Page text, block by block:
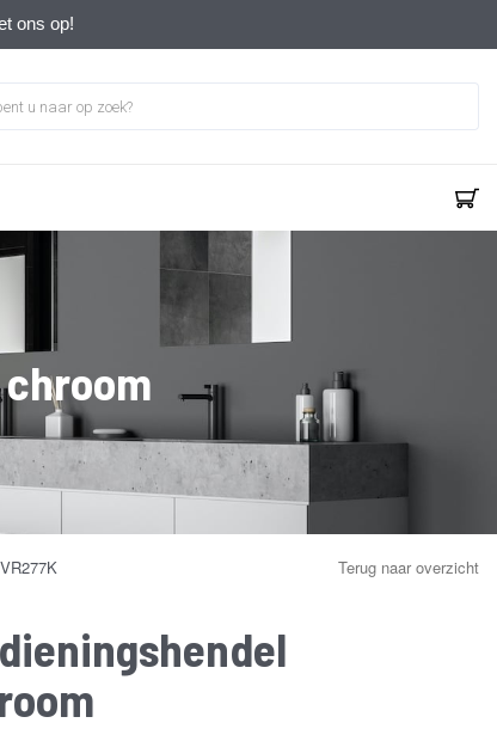
ons op!
VR277K
Terug naar overzicht